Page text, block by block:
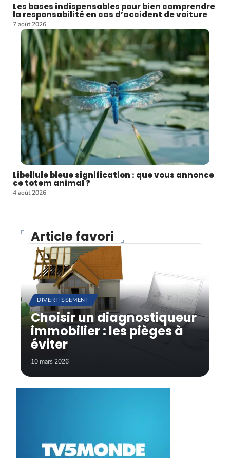
Les bases indispensables pour bien comprendre
la responsabilité en cas d’accident de voiture
7 août 2026
Libellule bleue signification : que vous annonce
ce totem animal ?
4 août 2026
Article favori
DIVERTISSEMENT
Choisir un diagnostiqueur
immobilier : les pièges à
éviter
10 mars 2026